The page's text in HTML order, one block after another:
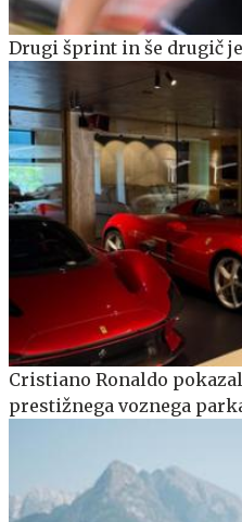
Drugi šprint in še drugič
Cristiano Ronaldo
prestižnega voznega